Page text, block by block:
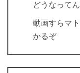
どうなって
動画すらマ
かるぞ